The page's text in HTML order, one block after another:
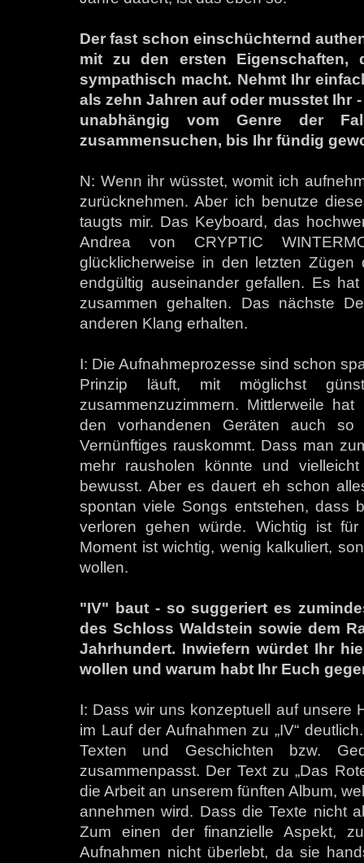
Der fast schon einschüchternd
mit zu den ersten
sympathisch macht. Nehmt Ihr
als zehn Jahren auf oder musstet Ihr
unabhängig vom Genre der
zusammensuchen, bis Ihr fündig
N: Wenn ihr wüsstet, womit ich
zurücknehmen. Aber ich benutze
taugts mir. Das Keyboard, das
Andrea von CRYPTIC
glücklicherweise in den letzten
endgültig auseinander gefallen. Es
zusammen gehalten. Das nächste
anderen Klang erhalten.
I: Die Aufnahmeprozesse sind schon
Prinzip läuft, mit möglichst
zusammenzuzimmern. Mittlerweile
den vorhandenen Geräten auch
Vernünftiges rauskommt. Dass man
mehr rausholen könnte und
bewusst. Aber es dauert eh schon
spontan viele Songs entstehen, dass
verloren gehen würde. Wichtig ist
Moment ist wichtig, wenig kalkuliert,
wollen.
"IV" baut - so suggeriert es
des Schloss Waldstein sowie dem
Jahrhundert. Inwiefern würdet Ihr
wollen und warum habt Ihr Euch
I: Dass wir uns konzeptuell auf unsere
im Lauf der Aufnahmen zu „IV“
Texten und Geschichten bzw.
zusammenpasst. Der Text zu „Das
die Arbeit an unserem fünften Album,
annehmen wird. Dass die Texte nicht
Zum einen der finanzielle Aspekt,
Aufnahmen nicht überlebt, da sie